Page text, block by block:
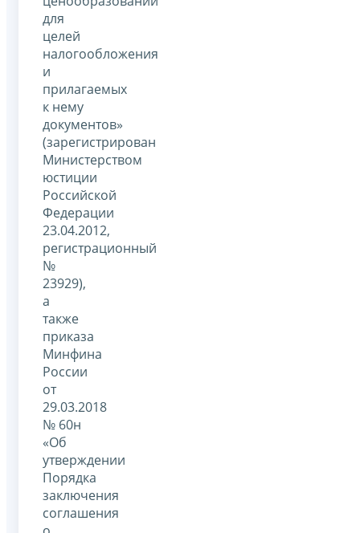
для
целей
налогообложения
и
прилагаемых
к нему
документов»
(зарегистрирован
Министерством
юстиции
Российской
Федерации
23.04.2012,
регистрационный
№
23929),
а
также
приказа
Минфина
России
от
29.03.2018
№ 60н
«Об
утверждении
Порядка
заключения
соглашения